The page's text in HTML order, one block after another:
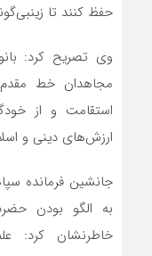
حفظ کنند تا
وی تصریح کرد:
مجاهدان خط
استقامت و از
ارزش‌های دینی و
جانشین فرمانده
به الگو بودن
خاطرنشان کرد: